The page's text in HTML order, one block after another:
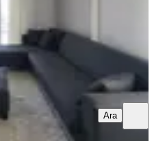
Ara